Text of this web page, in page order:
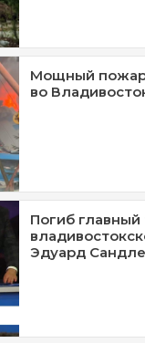
Мощный пожар
во
Погиб главный
Эдуард